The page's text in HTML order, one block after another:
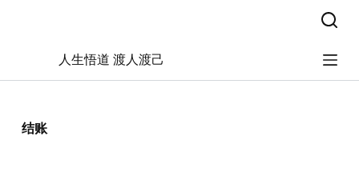
人生悟道 渡人渡己
结账